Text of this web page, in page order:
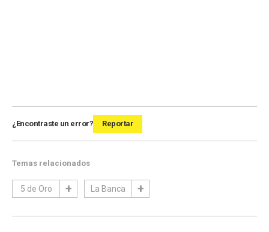
¿Encontraste un error? Reportar
Temas relacionados
5 de Oro La Banca